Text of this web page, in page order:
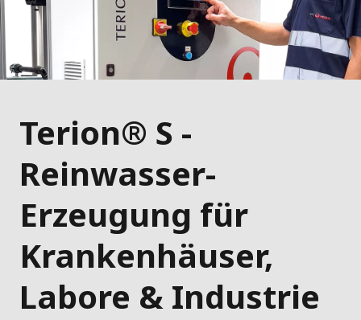
Terion® S -
Reinwasser-
Erzeugung für
Krankenhäuser,
Labore & Industrie